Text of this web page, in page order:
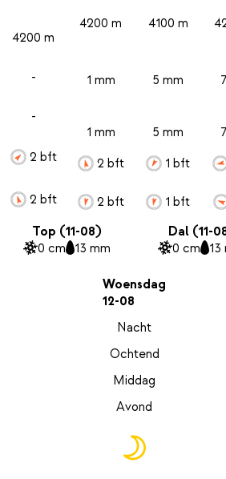
4200 m
-
-
2 bft
2 bft
4200 m
1 mm
1 mm
2 bft
2 bft
4100 m
5 mm
5 mm
1 bft
1 bft
Top (11-08)
0 cm 13 mm
Dal (11-
0 cm 13
Woensdag
12-08
Nacht
Ochtend
Middag
Avond